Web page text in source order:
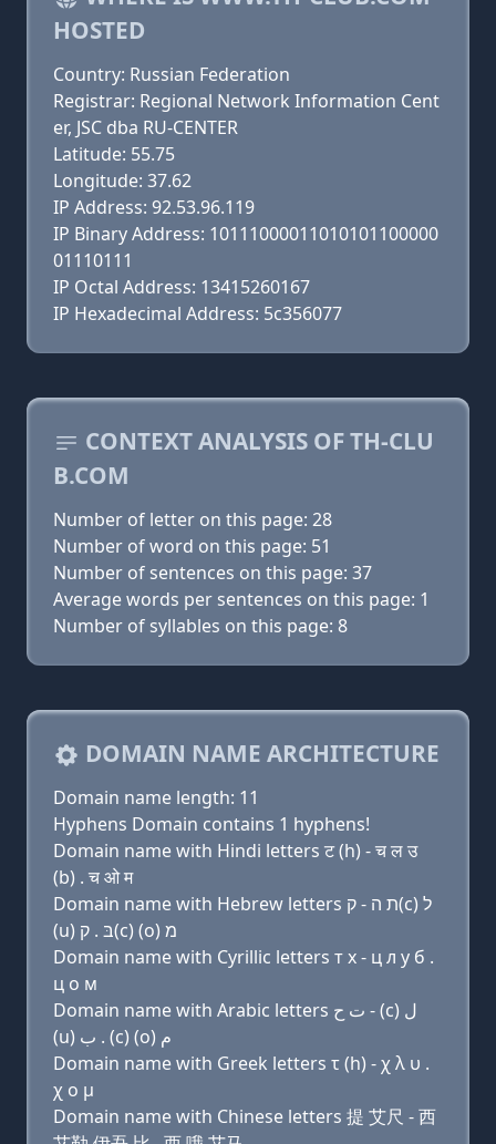
HOSTED
Country: Russian Federation
Registrar: Regional Network Information Cent
er, JSC dba RU-CENTER
Latitude: 55.75
Longitude: 37.62
IP Address: 92.53.96.119
IP Binary Address: 10111000011010101100000
01110111
IP Octal Address: 13415260167
IP Hexadecimal Address: 5c356077
CONTEXT ANALYSIS OF TH-CLU
B.COM
Number of letter on this page: 28
Number of word on this page: 51
Number of sentences on this page: 37
Average words per sentences on this page: 1
Number of syllables on this page: 8
DOMAIN NAME ARCHITECTURE
Domain name length: 11
Hyphens Domain contains 1 hyphens!
Domain name with Hindi letters ट (h) - च ल उ
(b) . च ओ म
Domain name with Hebrew letters ת ה - ק(c) ל
(u) בּ . ק(c) (ο) מ
Domain name with Cyrillic letters т х - ц л у б .
ц о м
Domain name with Arabic letters ﺕ ﺡ - (c) ﻝ
(u) ﺏ . (c) (o) ﻡ
Domain name with Greek letters τ (h) - χ λ υ .
χ ο μ
Domain name with Chinese letters 提 艾尺 - 西